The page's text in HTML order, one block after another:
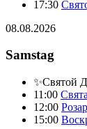
17:30
08.08.2026
Samstag
✨Святой
11:00
12:00
15:00